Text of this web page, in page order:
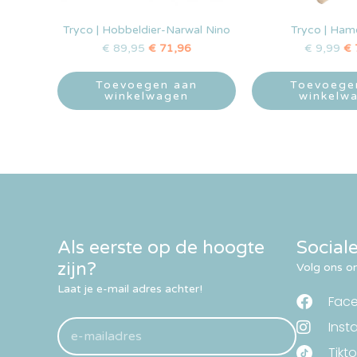
Tryco | Hobbeldier-Narwal Nino
€ 89,95 € 71,96
Toevoegen aan
winkelwagen
Tryco |
€ 9,99 €
Als eerste op de hoogte
zijn?
Laat je e-mail adres achter!
Volg ons